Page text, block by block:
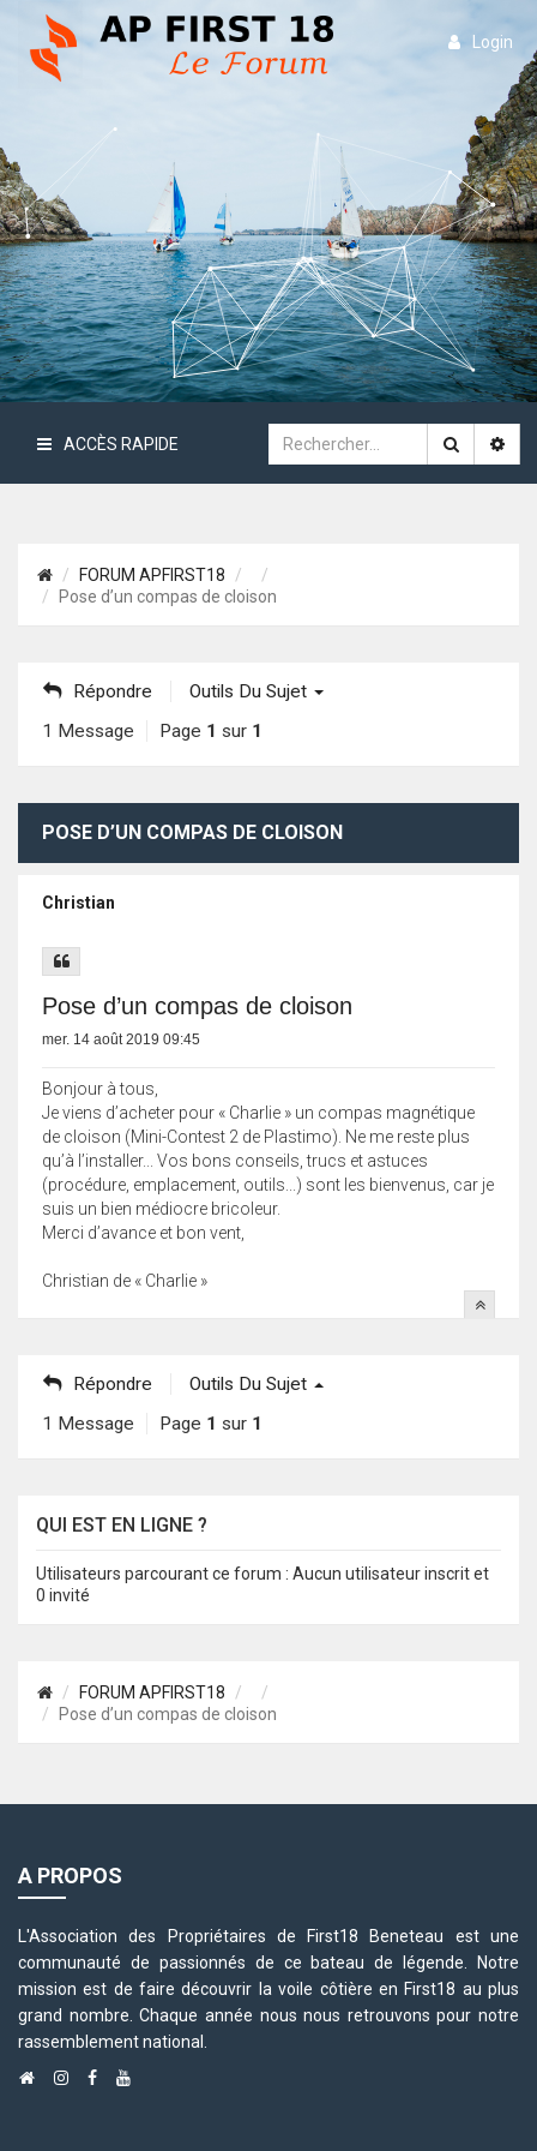
Login
ACCÈS RAPIDE
FORUM APFIRST18
Pose d’un compas de cloison
Répondre
Outils Du Sujet
1 Message
Page 1 sur 1
POSE D’UN COMPAS DE CLOISON
Christian
Pose d’un compas de cloison
mer. 14 août 2019 09:45
Bonjour à tous,
Je viens d’acheter pour « Charlie » un compas magnétique
de cloison (Mini-Contest 2 de Plastimo). Ne me reste plus
qu’à l’installer... Vos bons conseils, trucs et astuces
(procédure, emplacement, outils...) sont les bienvenus, car je
suis un bien médiocre bricoleur.
Merci d’avance et bon vent,
Christian de « Charlie »
Répondre
Outils Du Sujet
1 Message
Page 1 sur 1
QUI EST EN LIGNE ?
Utilisateurs parcourant ce forum : Aucun utilisateur inscrit et
0 invité
FORUM APFIRST18
Pose d’un compas de cloison
A PROPOS
L'Association des Propriétaires de First18 Beneteau est une
communauté de passionnés de ce bateau de légende. Notre
mission est de faire découvrir la voile côtière en First18 au plus
grand nombre. Chaque année nous nous retrouvons pour notre
rassemblement national.